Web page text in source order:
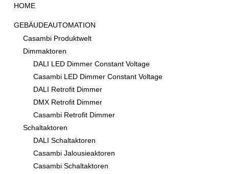
HOME
GEBÄUDEAUTOMATION
Casambi Produktwelt
Dimmaktoren
DALI LED Dimmer Constant Voltage
Casambi LED Dimmer Constant Voltage
DALI Retrofit Dimmer
DMX Retrofit Dimmer
Casambi Retrofit Dimmer
Schaltaktoren
DALI Schaltaktoren
Casambi Jalousieaktoren
Casambi Schaltaktoren